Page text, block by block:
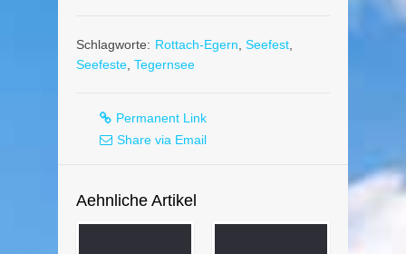
Schlagworte: Rottach-Egern Seefest
Seefeste Tegernsee
Permanent Link
Share via Email
Aehnliche Artikel